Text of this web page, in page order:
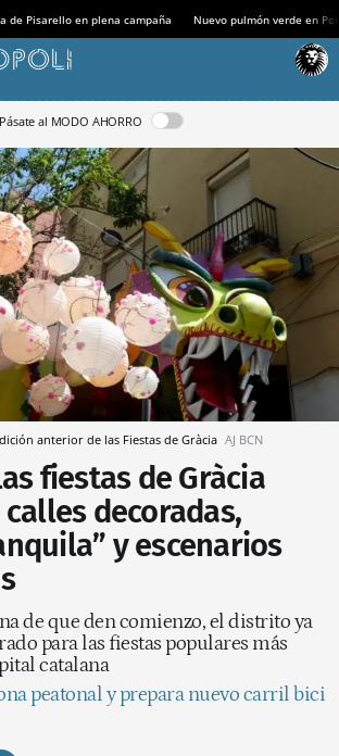
de Pisarello en plena campaña Nuevo pulmón verde en
Pásate al MODO AHORRO
anterior de las Fiestas de Gràcia AJ BCN
fiestas de Gràcia
calles decoradas,
y escenarios
de que den comienzo, el distrito ya
para las fiestas populares más
catalana
peatonal y prepara nuevo carril bici